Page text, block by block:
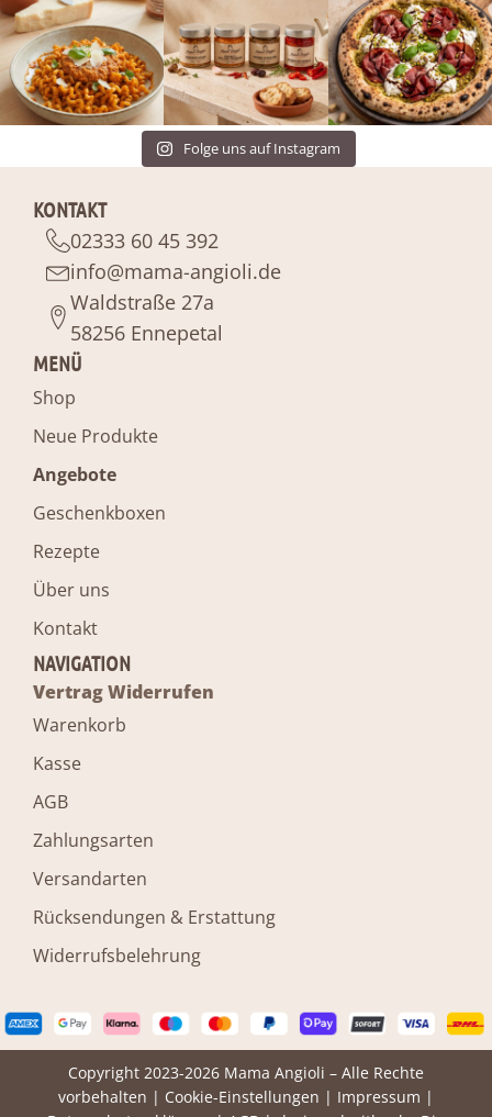
Folge uns auf Instagram
KONTAKT
02333 60 45 392
info@mama-angioli.de
Waldstraße 27a
58256 Ennepetal
MENÜ
Shop
Neue Produkte
Angebote
Geschenkboxen
Rezepte
Über uns
Kontakt
NAVIGATION
Vertrag Widerrufen
Warenkorb
Kasse
AGB
Zahlungsarten
Versandarten
Rücksendungen & Erstattung
Widerrufsbelehrung
Copyright 2023-2026 Mama Angioli – Alle Rechte
vorbehalten | Cookie-Einstellungen | Impressum |